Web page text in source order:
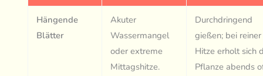
Hängende
Blätter
Akuter
Wassermangel
oder extreme
Mittagshitze.
Durchdringend
gießen; bei reiner
Hitze erholt sich
Pflanze abends